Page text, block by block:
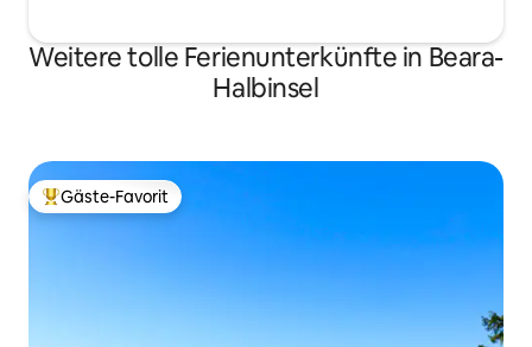
Weitere tolle Ferienunterkünfte in Beara-
Halbinsel
Beliebter Gäste-Favorit.
Gäste-Favorit